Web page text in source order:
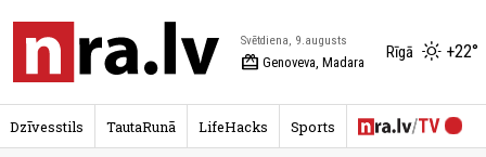
Svētdiena, 9.augusts
redeem Genoveva, Madara
Rīgā +22°
Dzīvesstils TautaRunā LifeHacks Sports